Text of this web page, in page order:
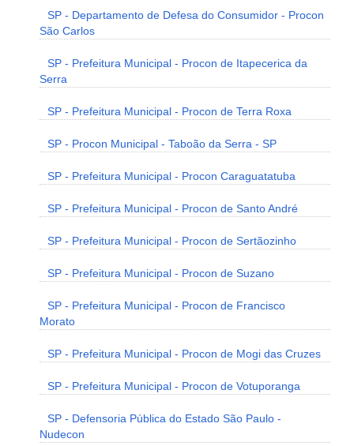
SP - Departamento de Defesa do Consumidor - Procon
São Carlos
SP - Prefeitura Municipal - Procon de Itapecerica da
Serra
SP - Prefeitura Municipal - Procon de Terra Roxa
SP - Procon Municipal - Taboão da Serra - SP
SP - Prefeitura Municipal - Procon Caraguatatuba
SP - Prefeitura Municipal - Procon de Santo André
SP - Prefeitura Municipal - Procon de Sertãozinho
SP - Prefeitura Municipal - Procon de Suzano
SP - Prefeitura Municipal - Procon de Francisco
Morato
SP - Prefeitura Municipal - Procon de Mogi das Cruzes
SP - Prefeitura Municipal - Procon de Votuporanga
SP - Defensoria Pública do Estado São Paulo -
Nudecon